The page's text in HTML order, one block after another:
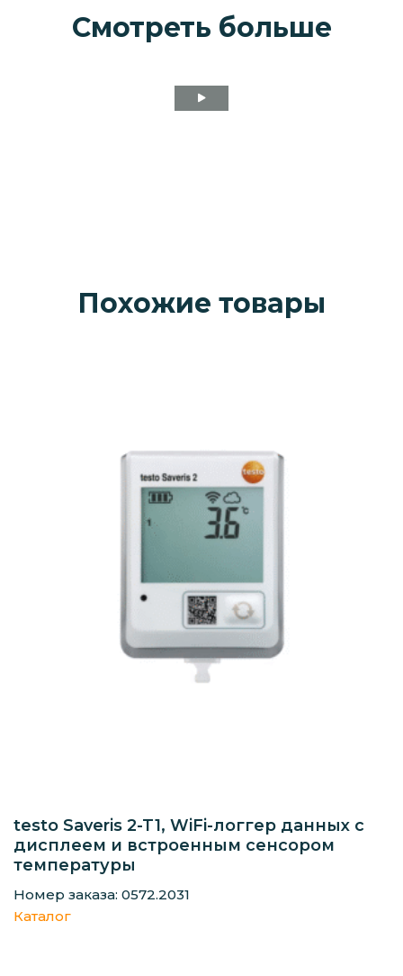
Смотреть больше
Похожие товары
testo Saveris 2-T1, WiFi-логгер данных с
дисплеем и встроенным сенсором
температуры
Номер заказа: 0572.2031
Каталог